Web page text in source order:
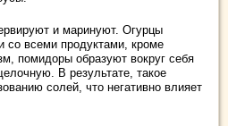
и маринуют. Огурцы
всеми продуктами, кроме
помидоры образуют вокруг себя
В результате, такое
солей, что негативно влияет